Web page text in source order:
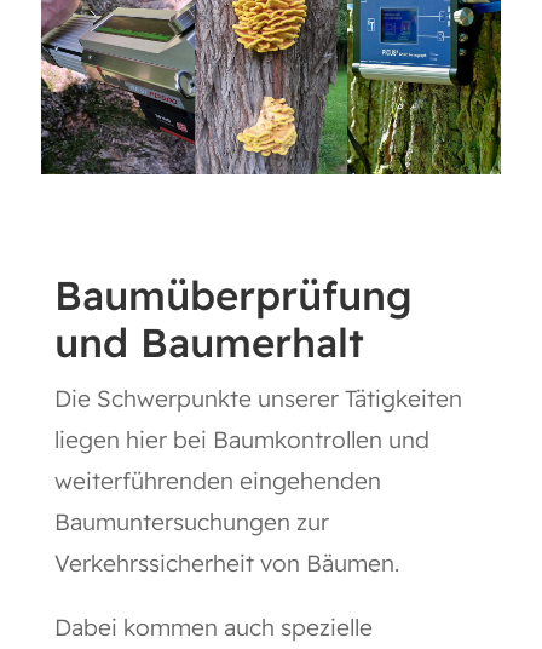
Baumüberprüfung
und Baumerhalt
Die Schwerpunkte unserer Tätigkeiten
liegen hier bei Baumkontrollen und
weiterführenden eingehenden
Baumuntersuchungen zur
Verkehrssicherheit von Bäumen.
Dabei kommen auch spezielle